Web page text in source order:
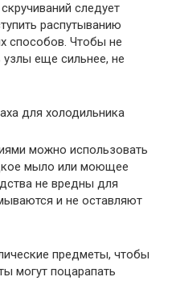
следует
распутыванию
способов. Чтобы не
узлы еще сильнее, не
для холодильника
можно использовать
мыло или моющее
не вредны для
и не оставляют
предметы, чтобы
могут поцарапать